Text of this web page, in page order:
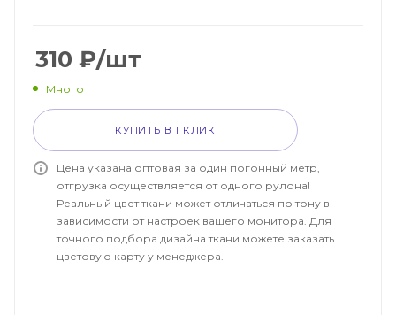
310 ₽/шт
Много
КУПИТЬ В 1 КЛИК
Цена указана оптовая за один погонный метр,
отгрузка осуществляется от одного рулона!
Реальный цвет ткани может отличаться по тону в
зависимости от настроек вашего монитора. Для
точного подбора дизайна ткани можете заказать
цветовую карту у менеджера.